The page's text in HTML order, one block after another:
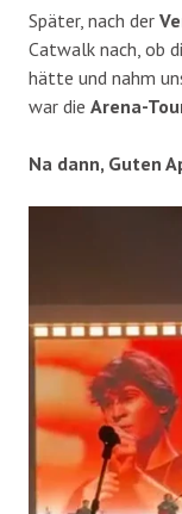
Später, nach der
Catwalk nach, ob
hätte und nahm
war die Arena-
Na dann, Guten